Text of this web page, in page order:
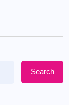
Search